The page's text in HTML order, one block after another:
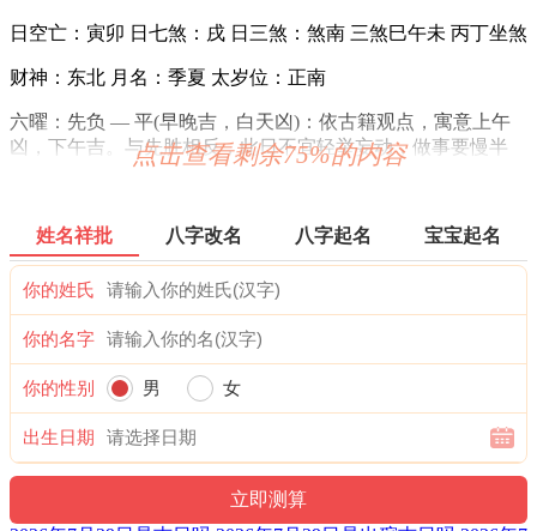
日空亡：寅卯 日七煞：戌 日三煞：煞南 三煞巳午未 丙丁坐煞
财神：东北 月名：季夏 太岁位：正南
六曜：先负 — 平(早晚吉，白天凶)：依古籍观点，寓意上午
凶，下午吉。与先胜相反，此日不宜轻举妄动，做事要慢半
文。后来传至日本，并于当地流行，而在中国影响日渐式微。
易经卦象：火泽睽 推荐吉时：丑，辰，午，未，戌，亥
喜神：东北 月令：乙未 日禄：寅命互禄
九星：五黄天符土星(凶) 二十八宿：东方箕宿箕水豹(吉)
十二值日：收执位 — 凶：：俗称“小黑道日”。凶。依古籍观
点，此日有利于收获之事，开始的事业则不利，忌出行、葬
礼。出行为许多事情的起点，往往意味诸多开始，而葬礼是活
人为死者送行，故“收”日忌出行、葬礼。
点击查看剩余75%的内容
姓名祥批 八字改名 八字起名 宝宝起名
你的姓氏
你的名字
你的性别 男 女
出生日期